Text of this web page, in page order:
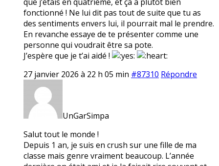
fonctionné ! Ne lui dit pas tout de suite que tu as
des sentiments envers lui, il pourrait mal le prendre.
En revanche essaye de te présenter comme une
personne qui voudrait être sa pote.
J’espère que je t’ai aidé !
27 janvier 2026 à 22 h 05 min #87310 Répondre
UnGarSimpa
Salut tout le monde !
Depuis 1 an, je suis en crush sur une fille de ma
classe mais genre vraiment beaucoup. L’année